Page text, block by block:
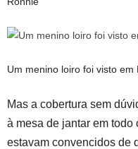
Um menino loiro foi visto
Mas a cobertura sem
à mesa de jantar em
estavam convencidos de